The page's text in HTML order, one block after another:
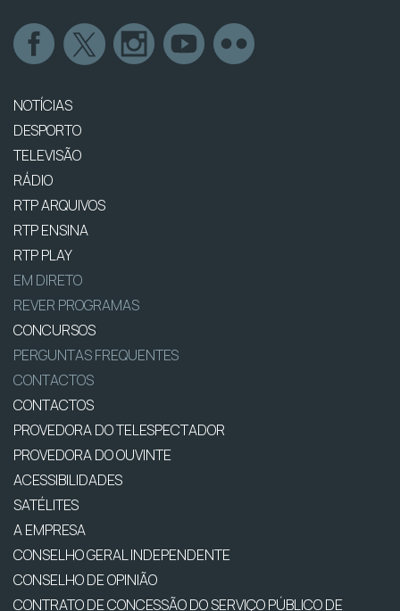
NOTÍCIAS
DESPORTO
TELEVISÃO
RÁDIO
RTP ARQUIVOS
RTP ENSINA
RTP PLAY
EM DIRETO
REVER PROGRAMAS
CONCURSOS
PERGUNTAS FREQUENTES
CONTACTOS
CONTACTOS
PROVEDORA DO TELESPECTADOR
PROVEDORA DO OUVINTE
ACESSIBILIDADES
SATÉLITES
A EMPRESA
CONSELHO GERAL INDEPENDENTE
CONSELHO DE OPINIÃO
CONTRATO DE CONCESSÃO DO SERVIÇO PÚBLICO DE